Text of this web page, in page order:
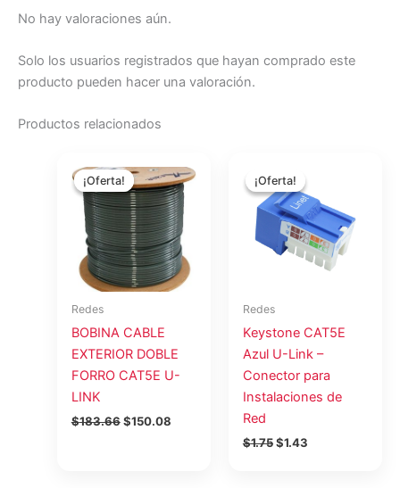
No hay valoraciones aún.
Solo los usuarios registrados que hayan comprado este
producto pueden hacer una valoración.
Productos relacionados
¡Oferta!
¡Oferta!
Redes
BOBINA CABLE
EXTERIOR DOBLE
FORRO CAT5E U-
LINK
$183.66
precio
original
era:
$183.66.
$150.08
precio
actual
es:
$150.08.
¡Oferta!
¡Oferta!
Redes
Keystone CAT5E
Azul U-Link –
Conector para
Instalaciones de
Red
$1.75
precio
original
era:
$1.75.
$1.43
es:
$1.43.